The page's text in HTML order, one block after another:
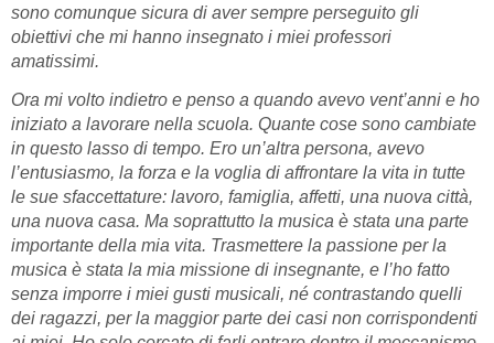
sono comunque sicura di aver sempre perseguito gli
obiettivi che mi hanno insegnato i miei professori
amatissimi.
Ora mi volto indietro e penso a quando avevo vent’anni e ho
iniziato a lavorare nella scuola. Quante cose sono cambiate
in questo lasso di tempo. Ero un’altra persona, avevo
l’entusiasmo, la forza e la voglia di affrontare la vita in tutte
le sue sfaccettature: lavoro, famiglia, affetti, una nuova città,
una nuova casa. Ma soprattutto la musica è stata una parte
importante della mia vita. Trasmettere la passione per la
musica è stata la mia missione di insegnante, e l’ho fatto
senza imporre i miei gusti musicali, né contrastando quelli
dei ragazzi, per la maggior parte dei casi non corrispondenti